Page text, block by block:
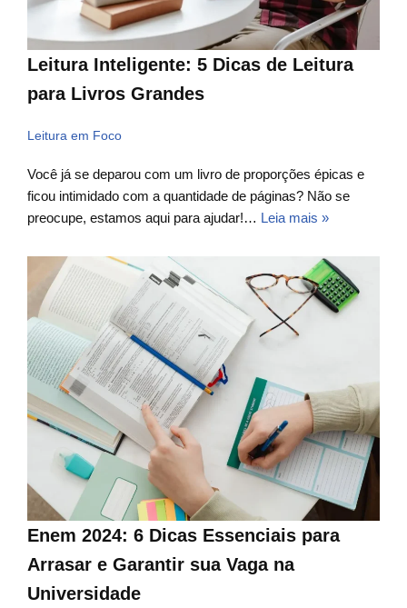
Leitura Inteligente: 5 Dicas de Leitura
para Livros Grandes
Leitura em Foco
Você já se deparou com um livro de proporções épicas e
ficou intimidado com a quantidade de páginas? Não se
preocupe, estamos aqui para ajudar!… Leia mais »
Enem 2024: 6 Dicas Essenciais para
Arrasar e Garantir sua Vaga na
Universidade